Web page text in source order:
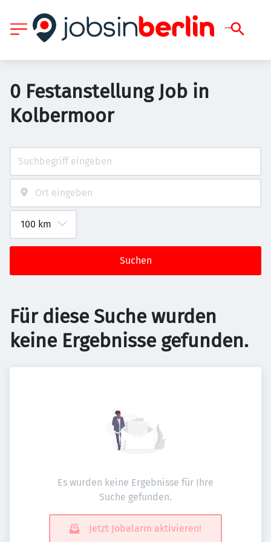
0 Festanstellung Job in
Kolbermoor
Suchen
Für diese Suche wurden
keine Ergebnisse gefunden.
Es wurden keine Ergebnisse für Ihre
Suche gefunden.
Jetzt Jobalarm aktivieren!